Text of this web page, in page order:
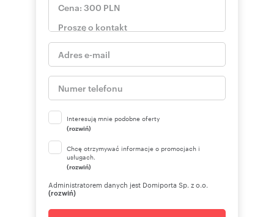
Interesują mnie podobne oferty
(rozwiń)
Chcę otrzymywać informacje o promocjach i
usługach.
(rozwiń)
Administratorem danych jest Domiporta Sp. z o.o.
(rozwiń)